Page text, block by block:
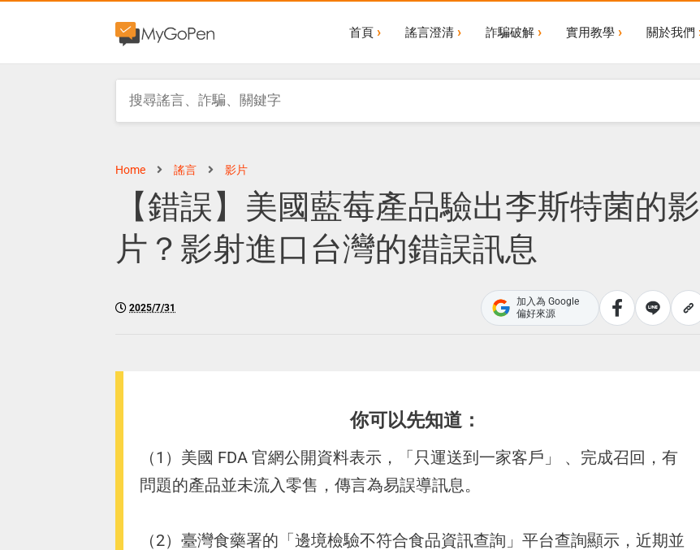
首頁 謠言澄清 詐騙破解 實用教學 關於我們
Home 謠言 影片
【錯誤】美國藍莓產品驗出李斯特菌的影
片？影射進口台灣的錯誤訊息
2025/7/31
加入為 Google
偏好來源
你可以先知道：
（1）美國 FDA 官網公開資料表示，「只運送到一家客戶」 、完成召回，有
問題的產品並未流入零售，傳言為易誤導訊息。
（2）臺灣食藥署的「邊境檢驗不符合食品資訊查詢」平台查詢顯示，近期並